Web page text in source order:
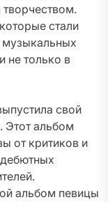
творчеством.
стали
музыкальных
не только в
свой
Этот альбом
от критиков и
альбом певицы